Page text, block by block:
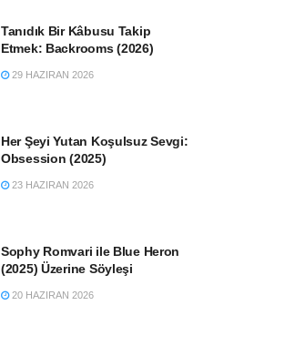
Tanıdık Bir Kâbusu Takip
Etmek: Backrooms (2026)
29 HAZIRAN 2026
Her Şeyi Yutan Koşulsuz Sevgi:
Obsession (2025)
23 HAZIRAN 2026
Sophy Romvari ile Blue Heron
(2025) Üzerine Söyleşi
20 HAZIRAN 2026